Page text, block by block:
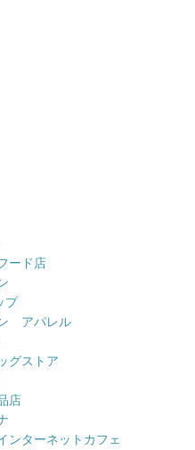
ード店
プ
アパレル
グストア
店
ターネットカフェ